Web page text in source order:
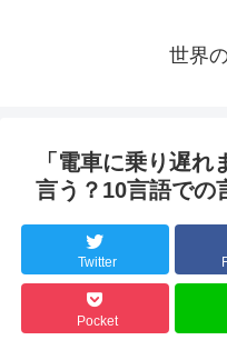
世界
「電車に乗り遅
言う？10言語での
Twitter
Pocket